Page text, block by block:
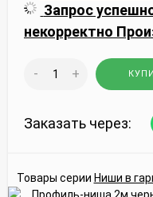
Запрос
некорректно
- +
Заказать через:
Товары серии Ниши в